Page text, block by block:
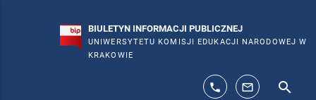
BIULETYN INFORMACJI PUBLICZNEJ
UNIWERSYTETU KOMISJI EDUKACJI NARODOWEJ W
KRAKOWIE
phone mail_outline search